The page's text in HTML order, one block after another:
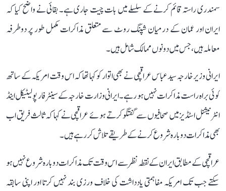
سمندری راستہ قائم کرنے کے سلسلے میں بات چیت جاری ہے۔ بقائی نے واضح کیا کہ
ایران اور عمان کے درمیان شپنگ روٹ سے متعلق مذاکرات مکمل طور پر دوطرفہ
معاملہ ہیں، جس میں دونوں ممالک شامل ہیں۔
ایرانی وزیر خارجہ سید عباس عراقچی نے بھی اتوار کو کہا تھا کہ اس وقت امریکہ کے ساتھ
کوئی براہ راست مذاکرات نہیں ہو رہے۔ ایرانی وزارت خارجہ کے سینٹر فار پولیٹیکل اینڈ
انٹرنیشنل اسٹڈیز میں صحافیوں سے گفتگو کرتے ہوئے عراقچی نے کہا کہ ثالث فریق اب
بھی مذاکرات دوبارہ شروع کرنے کے طریقے تلاش کر رہے ہیں۔
عراقچی کے مطابق ایران کے نقطہ نظر سے اس وقت تک مذاکرات دوبارہ شروع نہیں ہو
سکتے جب تک امریکہ مفاہمتی یادداشت کی خلاف ورزی بند نہیں کرتا اور اپنی سابقہ